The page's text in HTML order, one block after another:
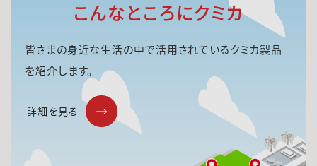
こんなところにクミカ
皆さまの身近な生活の中で活用されているクミカ製品
を紹介します。
詳細を見る